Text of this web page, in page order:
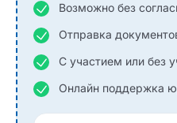
Возможно без
Отправка
С участием или без
Онлайн поддержка